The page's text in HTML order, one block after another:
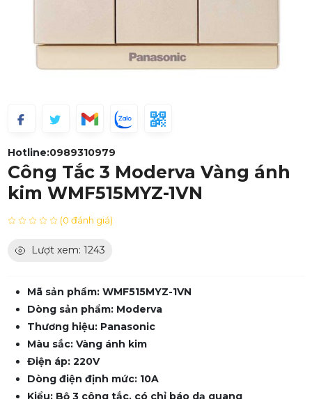
Hotline:0989310979
Công Tắc 3 Moderva Vàng ánh
kim WMF515MYZ-1VN
(0 đánh giá)
Lượt xem: 1243
Mã sản phẩm: WMF515MYZ-1VN
Dòng sản phẩm: Moderva
Thương hiệu: Panasonic
Màu sắc: Vàng ánh kim
Điện áp: 220V
Dòng điện định mức: 10A
Kiểu: Bộ 3 công tắc, có chỉ báo dạ quang